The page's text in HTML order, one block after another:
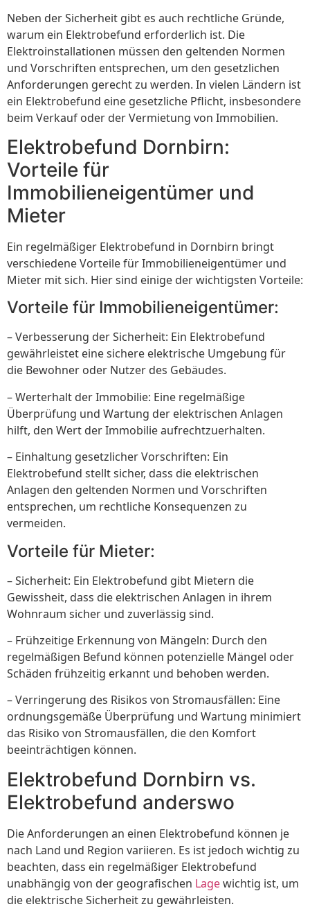
Neben der Sicherheit gibt es auch rechtliche Gründe,
warum ein Elektrobefund erforderlich ist. Die
Elektroinstallationen müssen den geltenden Normen
und Vorschriften entsprechen, um den gesetzlichen
Anforderungen gerecht zu werden. In vielen Ländern ist
ein Elektrobefund eine gesetzliche Pflicht, insbesondere
beim Verkauf oder der Vermietung von Immobilien.
Elektrobefund Dornbirn:
Vorteile für
Immobilieneigentümer und
Mieter
Ein regelmäßiger Elektrobefund in Dornbirn bringt
verschiedene Vorteile für Immobilieneigentümer und
Mieter mit sich. Hier sind einige der wichtigsten Vorteile:
Vorteile für Immobilieneigentümer:
– Verbesserung der Sicherheit: Ein Elektrobefund
gewährleistet eine sichere elektrische Umgebung für
die Bewohner oder Nutzer des Gebäudes.
– Werterhalt der Immobilie: Eine regelmäßige
Überprüfung und Wartung der elektrischen Anlagen
hilft, den Wert der Immobilie aufrechtzuerhalten.
– Einhaltung gesetzlicher Vorschriften: Ein
Elektrobefund stellt sicher, dass die elektrischen
Anlagen den geltenden Normen und Vorschriften
entsprechen, um rechtliche Konsequenzen zu
vermeiden.
Vorteile für Mieter:
– Sicherheit: Ein Elektrobefund gibt Mietern die
Gewissheit, dass die elektrischen Anlagen in ihrem
Wohnraum sicher und zuverlässig sind.
– Frühzeitige Erkennung von Mängeln: Durch den
regelmäßigen Befund können potenzielle Mängel oder
Schäden frühzeitig erkannt und behoben werden.
– Verringerung des Risikos von Stromausfällen: Eine
ordnungsgemäße Überprüfung und Wartung minimiert
das Risiko von Stromausfällen, die den Komfort
beeinträchtigen können.
Elektrobefund Dornbirn vs.
Elektrobefund anderswo
Die Anforderungen an einen Elektrobefund können je
nach Land und Region variieren. Es ist jedoch wichtig zu
beachten, dass ein regelmäßiger Elektrobefund
unabhängig von der geografischen Lagewichtig ist, um
die elektrische Sicherheit zu gewährleisten.